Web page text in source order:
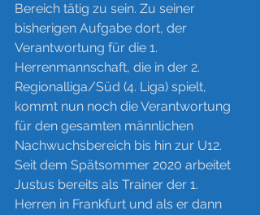
Bereich tätig zu sein. Zu seiner
bisherigen Aufgabe dort, der
Verantwortung für die 1.
Herrenmannschaft, die in der 2.
Regionalliga/Süd (4. Liga) spielt,
kommt nun noch die Verantwortung
für den gesamten männlichen
Nachwuchsbereich bis hin zur U12.
Seit dem Spätsommer 2020 arbeitet
Justus bereits als Trainer der 1.
Herren in Frankfurt und als er dann